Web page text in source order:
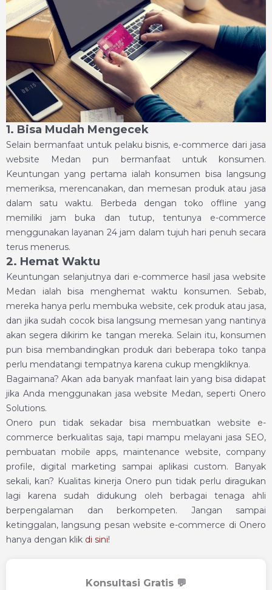
1. Bisa Mudah Mengecek
Selain bermanfaat untuk pelaku bisnis, e-commerce dari jasa
website Medan pun bermanfaat untuk konsumen.
Keuntungan yang pertama ialah konsumen bisa langsung
memeriksa, merencanakan, dan memesan produk atau jasa
dalam satu waktu. Berbeda dengan toko offline yang
memiliki jam buka dan tutup, tentunya e-commerce
menggunakan layanan 24 jam dalam tujuh hari penuh secara
terus menerus.
2. Hemat Waktu
Keuntungan selanjutnya dari e-commerce hasil jasa website
Medan ialah bisa menghemat waktu konsumen. Sebab,
mereka hanya perlu membuka website, cek produk atau jasa,
dan jika sudah cocok bisa langsung memesan yang nantinya
akan segera dikirim ke tangan mereka. Selain itu, konsumen
pun bisa membandingkan produk dari beberapa toko tanpa
perlu mendatangi tempatnya karena cukup mengkliknya.
Bagaimana? Akan ada banyak manfaat lain yang bisa didapat
jika Anda menggunakan jasa website Medan, seperti Onero
Solutions.
Onero pun tidak sekadar bisa membuatkan website e-
commerce berkualitas saja, tapi mampu melayani jasa SEO,
pembuatan mobile apps, maintenance website, company
profile, digital marketing sampai aplikasi custom. Banyak
sekali, kan? Kualitas kinerja Onero pun tidak perlu diragukan
lagi karena sudah didukung oleh berbagai tenaga ahli
berpengalaman dan berkompeten. Jangan sampai
ketinggalan, langsung pesan website e-commerce di Onero
hanya dengan klik di sini!
Konsultasi Gratis 💬